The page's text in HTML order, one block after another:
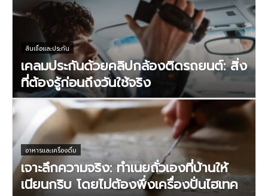
สินเชื่อและประกัน
เคลมประกันด้วยคลิปกล้องติดรถยนต์: สิ่ง
ที่ต้องรู้ก่อนถึงวันใช้จริง
อาหารและเครื่องดื่ม
เจาะลึกความจริง: ทำเนยถั่วเองที่บ้านให้
เนียนกริบ โดยไม่ต้องพึ่งเครื่องปั่นไฮเทค